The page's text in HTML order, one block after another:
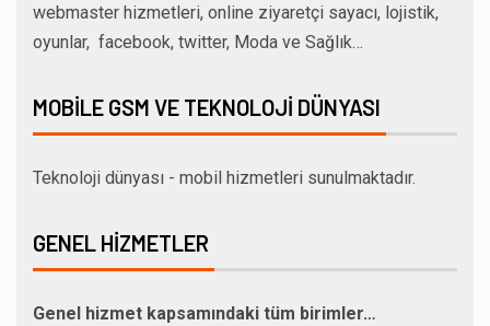
webmaster hizmetleri, online ziyaretçi sayacı, lojistik,
oyunlar, facebook, twitter, Moda ve Sağlık…
MOBILE GSM VE TEKNOLOJI DÜNYASI
Teknoloji dünyası - mobil hizmetleri sunulmaktadır.
GENEL HIZMETLER
Genel hizmet kapsamındaki tüm birimler…